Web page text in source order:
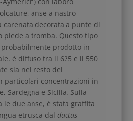
Aymerich) con labbro
anse a nastro
carenata decorata a punte di
piede a tromba. Questo tipo
probabilmente prodotto in
è diffuso tra il 625 e il 550
sia nel resto del
particolari concentrazioni in
Sardegna e Sicilia. Sulla
le due anse, è stata graffita
etrusca dal ductus